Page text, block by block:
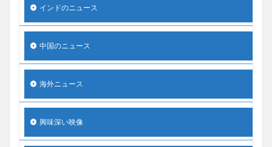
インドのニュース
中国のニュース
海外ニュース
興味深い映像